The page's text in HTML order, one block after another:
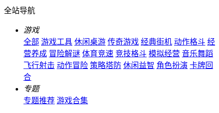
全站导航
游戏
全部 游戏工具 休闲桌游 传奇游戏 经典街机 动作格斗 经
营养成 冒险解谜 体育竞速 竞技格斗 模拟经营 音乐舞蹈
飞行射击 动作冒险 策略塔防 休闲益智 角色扮演 卡牌回
合
专题
专题推荐 游戏合集